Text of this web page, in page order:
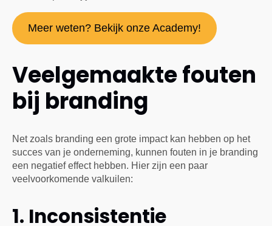
Meer weten? Bekijk onze Academy!
Veelgemaakte fouten
bij branding
Net zoals branding een grote impact kan hebben op het
succes van je onderneming, kunnen fouten in je branding
een negatief effect hebben. Hier zijn een paar
veelvoorkomende valkuilen:
1. Inconsistentie